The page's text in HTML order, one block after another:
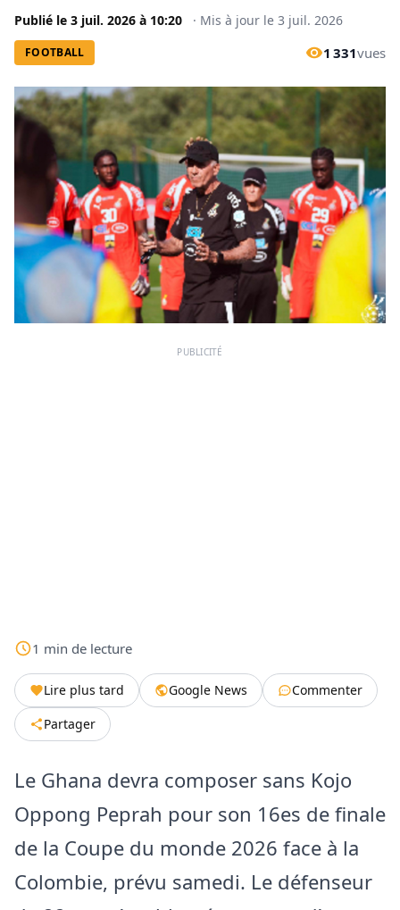
Publié le 3 juil. 2026 à 10:20 · Mis à jour le 3 juil. 2026
FOOTBALL 1 331vues
PUBLICITÉ
1 min de lecture
Lire plus tard Google News
Commenter
Partager
Le Ghana devra composer sans Kojo
Oppong Peprah pour son 16es de finale
de la Coupe du monde 2026 face à la
Colombie, prévu samedi. Le défenseur